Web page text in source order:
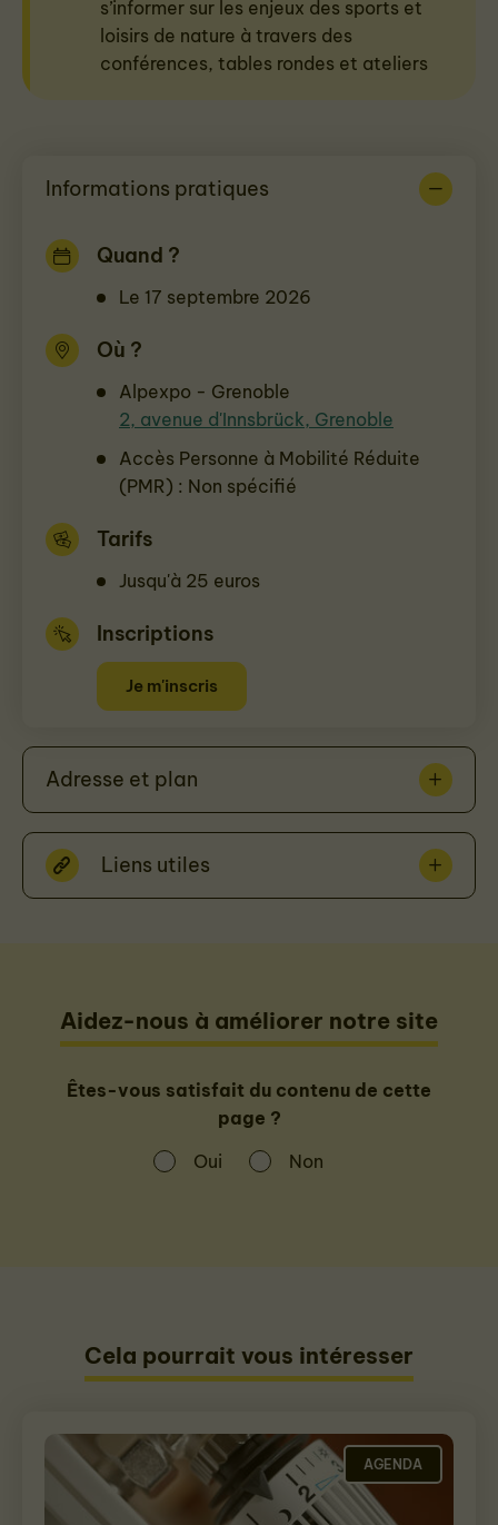
s’informer sur les enjeux des sports et
loisirs de nature à travers des
conférences, tables rondes et ateliers
Informations pratiques
Quand ?
Le 17 septembre 2026
Où ?
Alpexpo - Grenoble
2, avenue d'Innsbrück, Grenoble
Accès Personne à Mobilité Réduite
(PMR) : Non spécifié
Tarifs
Jusqu'à 25 euros
Inscriptions
Je m'inscris
Adresse et plan
Liens utiles
Aidez-nous à améliorer notre site
Êtes-vous satisfait du contenu de cette
page ?
Oui
Non
Cela pourrait vous intéresser
AGENDA